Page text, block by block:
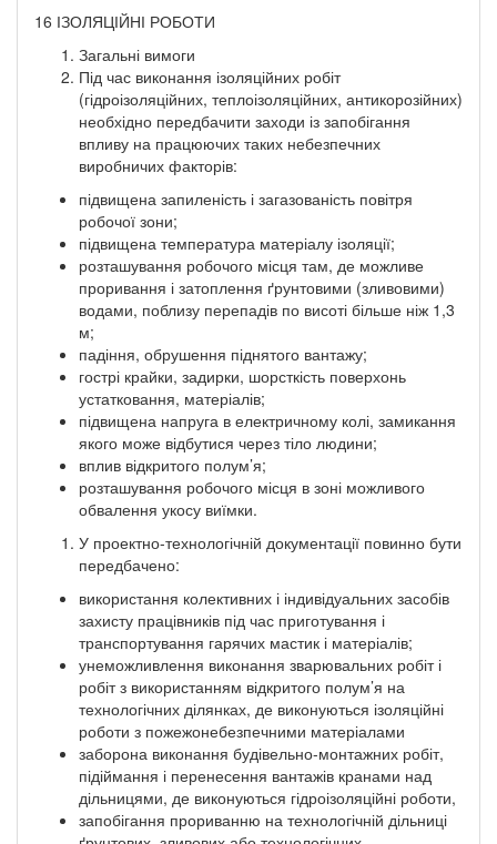
16 ІЗОЛЯЦІЙНІ РОБОТИ
Загальні вимоги
Під час виконання ізоляційних робіт
(гідроізоляційних, теплоізоляційних, антикорозійних)
необхідно передбачити заходи із запобігання
впливу на працюючих таких небезпечних
виробничих факторів:
підвищена запиленість і загазованість повітря
робочої зони;
підвищена температура матеріалу ізоляції;
розташування робочого місця там, де можливе
проривання і затоплення ґрунтовими (зливовими)
водами, поблизу перепадів по висоті більше ніж 1,3
м;
падіння, обрушення піднятого вантажу;
гострі крайки, задирки, шорсткість поверхонь
устатковання, матеріалів;
підвищена напруга в електричному колі, замикання
якого може відбутися через тіло людини;
вплив відкритого полум’я;
розташування робочого місця в зоні можливого
обвалення укосу виїмки.
У проектно-технологічній документації повинно бути
передбачено:
використання колективних і індивідуальних засобів
захисту працівників під час приготування і
транспортування гарячих мастик і матеріалів;
унеможливлення виконання зварювальних робіт і
робіт з використанням відкритого полум’я на
технологічних ділянках, де виконуються ізоляційні
роботи з пожежонебезпечними матеріалами
заборона виконання будівельно-монтажних робіт,
підіймання і перенесення вантажів кранами над
дільницями, де виконуються гідроізоляційні роботи,
запобігання прориванню на технологічній дільниці